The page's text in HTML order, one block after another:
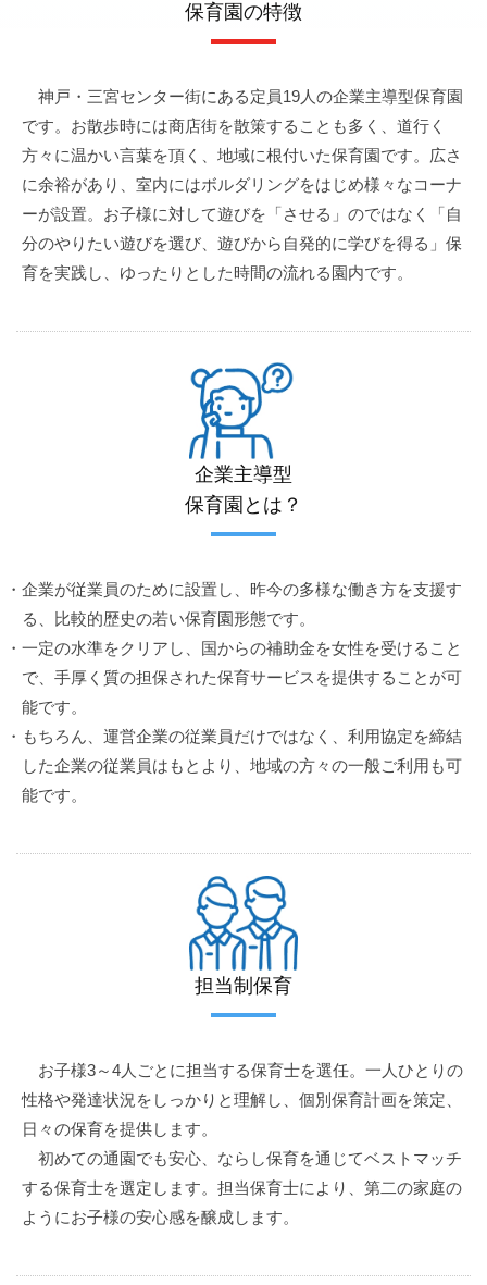
保育園の特徴
神戸・三宮センター街にある定員19人の企業主導型保育園
です。お散歩時には商店街を散策することも多く、道行く
方々に温かい言葉を頂く、地域に根付いた保育園です。広さ
に余裕があり、室内にはボルダリングをはじめ様々なコーナ
ーが設置。お子様に対して遊びを「させる」のではなく「自
分のやりたい遊びを選び、遊びから自発的に学びを得る」保
育を実践し、ゆったりとした時間の流れる園内です。
企業主導型
保育園とは？
・企業が従業員のために設置し、昨今の多様な働き方を支援す
る、比較的歴史の若い保育園形態です。
・一定の水準をクリアし、国からの補助金を女性を受けること
で、手厚く質の担保された保育サービスを提供することが可
能です。
・もちろん、運営企業の従業員だけではなく、利用協定を締結
した企業の従業員はもとより、地域の方々の一般ご利用も可
能です。
担当制保育
お子様3～4人ごとに担当する保育士を選任。一人ひとりの
性格や発達状況をしっかりと理解し、個別保育計画を策定、
日々の保育を提供します。
初めての通園でも安心、ならし保育を通じてベストマッチ
する保育士を選定します。担当保育士により、第二の家庭の
ようにお子様の安心感を醸成します。